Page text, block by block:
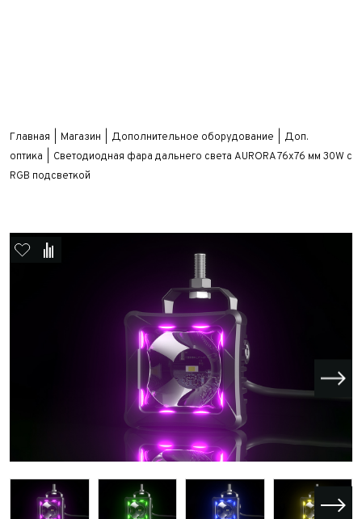
Главная Магазин Дополнительное оборудование
Доп.
оптика
Светодиодная фара дальнего света AURORA 76x76 мм 30W с
RGB подсветкой